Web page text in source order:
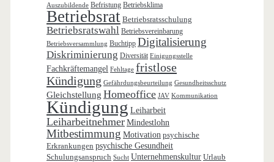
Auszubildende Befristung Betriebsklima
Betriebsrat Betriebsratsschulung
Betriebsratswahl Betriebsvereinbarung
Betriebsversammlung Buchtipp Digitalisierung
Diskriminierung Diversität Einigungsstelle
Fachkräftemangel Fehltage fristlose
Kündigung Gefährdungsbeurteilung Gesundheitsschutz
Gleichstellung Homeoffice JAV Kommunikation
Kündigung Leiharbeit
Leiharbeitnehmer Mindestlohn
Mitbestimmung Motivation psychische
Erkrankungen psychische Gesundheit
Schulungsanspruch Sucht Unternehmenskultur Urlaub